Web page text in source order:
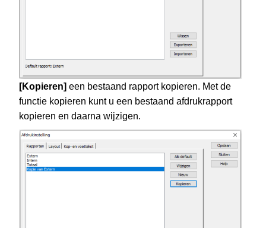
[Kopieren] een bestaand rapport kopieren. Met de
functie kopieren kunt u een bestaand afdrukrapport
kopieren en daarna wijzigen.